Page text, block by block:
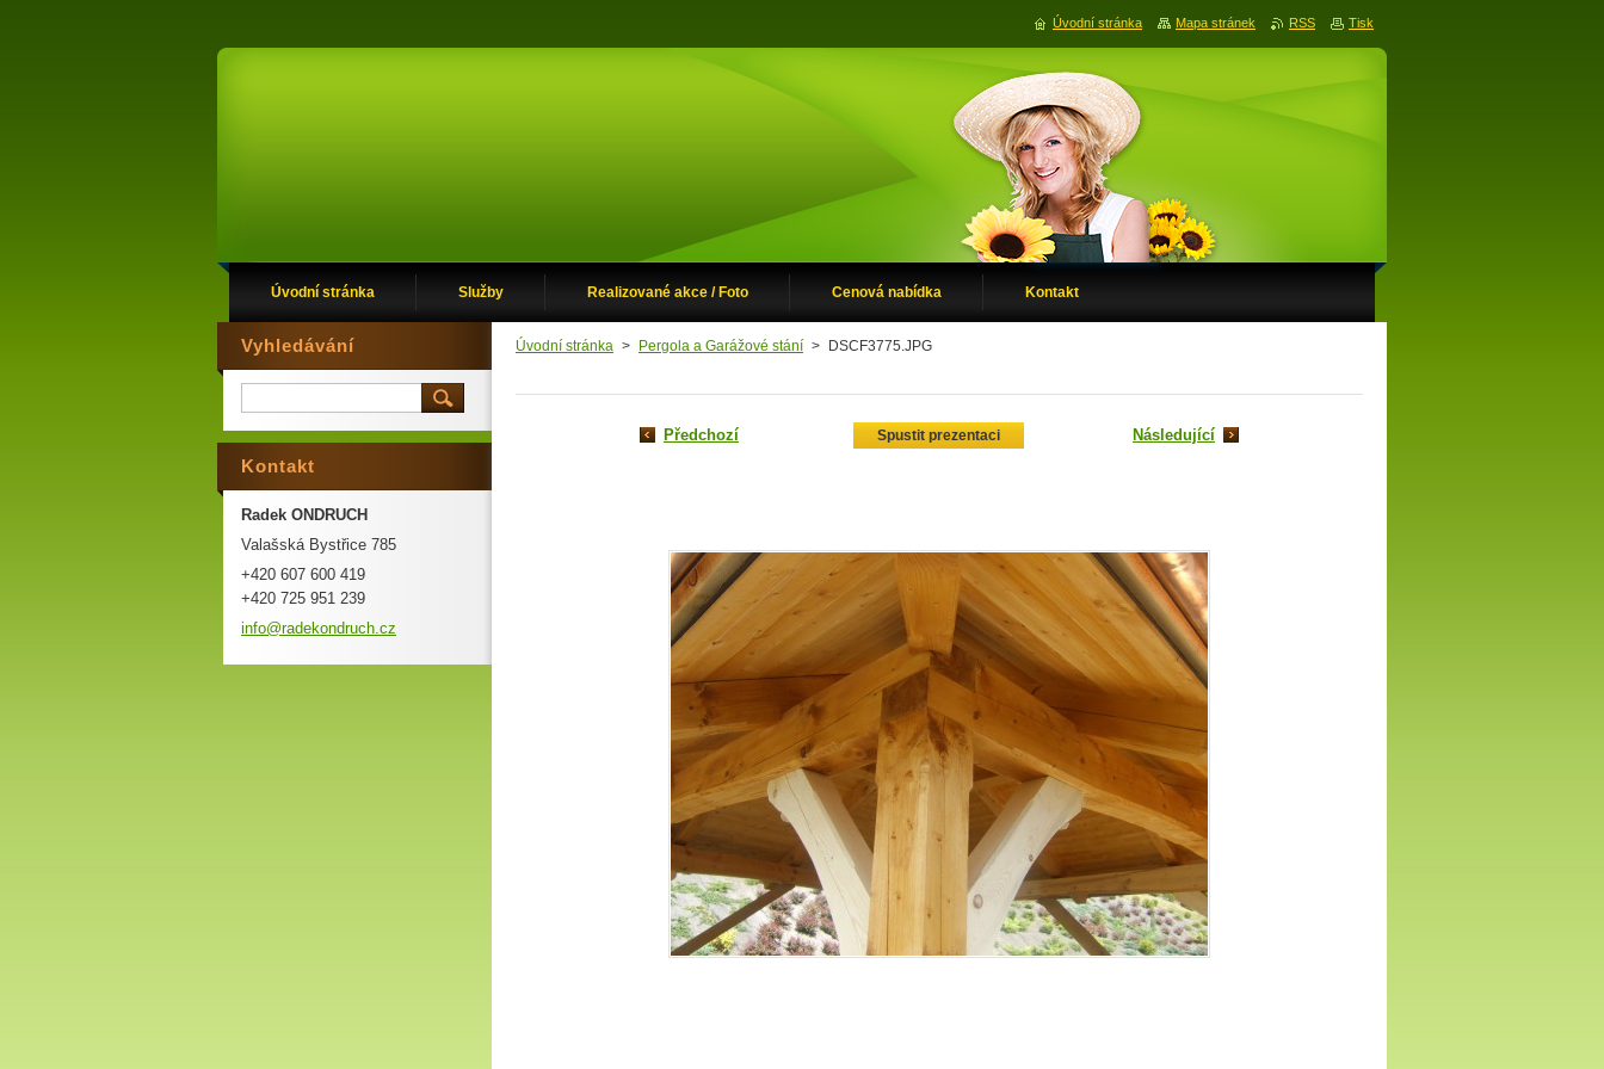
Úvodní stránka Služby Realizované akce / Foto Cenová nabídka Kontakt
Úvodní stránka > Pergola a Garážové stání > DSCF3775.JPG
Předchozí Spustit prezentaci Následující
Vyhledávání
Kontakt
Radek ONDRUCH
Valašská Bystřice 785
+420 607 600 419
+420 725 951 239
info@radekondruc h.cz
Úvodní stránka Mapa stránek RSS Tisk